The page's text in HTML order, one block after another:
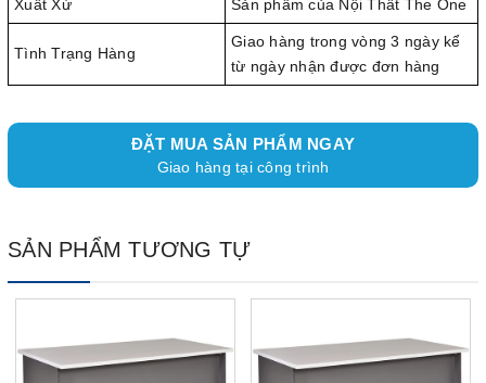
Xuất Xứ Sản phẩm của Nội Thất The One
Tình Trạng Hàng
Giao hàng trong vòng 3 ngày kể
từ ngày nhận được đơn hàng
ĐẶT MUA SẢN PHẨM NGAY
Giao hàng tại công trình
SẢN PHẨM TƯƠNG TỰ